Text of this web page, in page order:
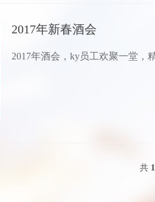
2017年新春酒会
2017年酒会，ky员工欢聚一堂，
共 1